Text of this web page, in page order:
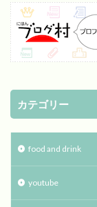
カテゴリー
food and drink
youtube